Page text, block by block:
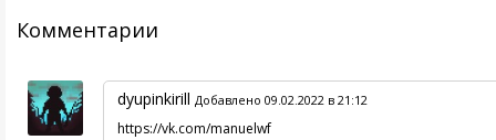
Комментарии
dyupinkirill Добавлено 09.02.2022 в 21:12
https://vk.com/manuelwf